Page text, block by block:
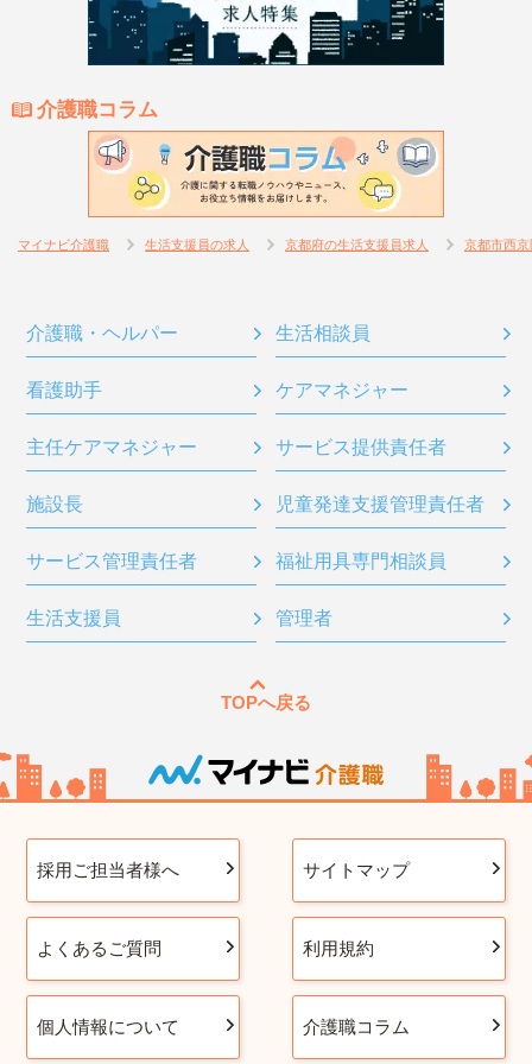
介護職コラム
マイナビ介護職 生活支援員の求人 京都府の生活支援員求人 京都市西
介護職・ヘルパー 生活相談員
看護助手 ケアマネジャー
主任ケアマネジャー サービス提供責任者
施設長 児童発達支援管理責任者
サービス管理責任者 福祉用具専門相談員
生活支援員 管理者
TOPへ戻る
採用ご担当者様へ サイトマップ
よくあるご質問 利用規約
個人情報について 介護職コラム